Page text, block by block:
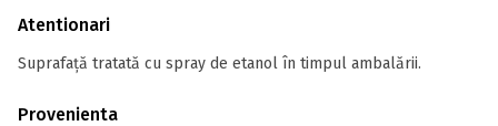
Atentionari
Suprafață tratată cu spray de etanol în timpul ambalării.
Provenienta